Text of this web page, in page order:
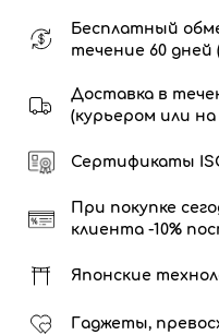
Бесплатный
течение 60
Доставка в
(курьером или
Сертификаты
При покупке
клиента -10%
Японские
Гаджеты,